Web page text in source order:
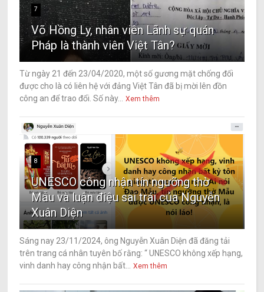
7
Võ Hồng Ly, nhân viên Lãnh sự quán
Pháp là thành viên Việt Tân?
Từ ngày 21 đến 23/04/2020, một số gương mặt chống đối
được cho là có liên hệ với đảng Việt Tân đã bị mời lên đồn
công an để trao đổi. Số này...
Xem thêm
8
UNESCO công nhận tín ngưỡng thờ
Mẫu và luận điệu sai trái của Nguyễn
Xuân Diện
Sáng nay 23/11/2024, ông Nguyễn Xuân Diện đã đăng tải
trên trang cá nhân tuyên bố rằng: “ UNESCO không xếp hạng,
vinh danh hay công nhận bất...
Xem thêm